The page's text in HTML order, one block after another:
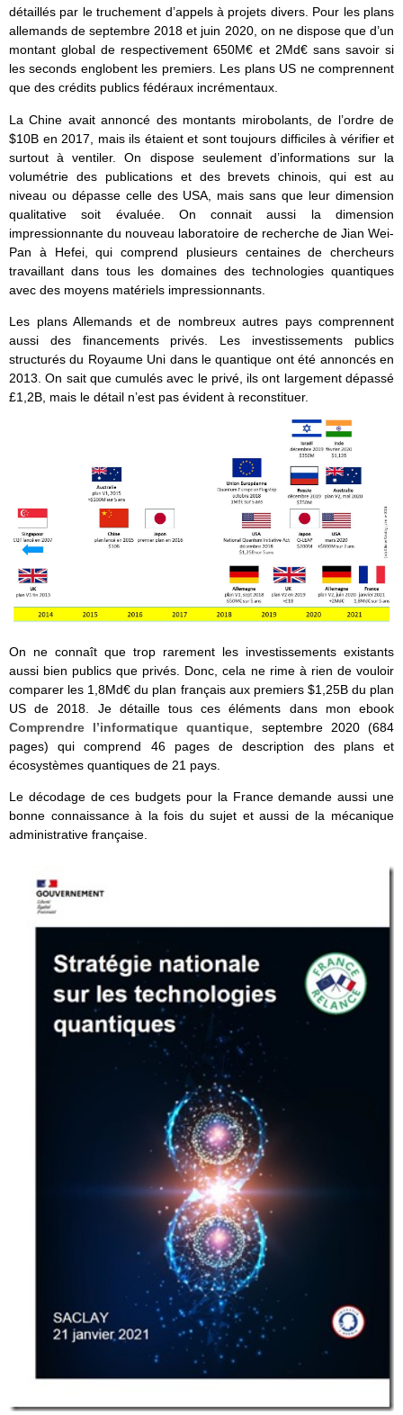
détaillés par le truchement d’appels à projets divers. Pour les plans
allemands de septembre 2018 et juin 2020, on ne dispose que d’un
montant global de respectivement 650M€ et 2Md€ sans savoir si
les seconds englobent les premiers. Les plans US ne comprennent
que des crédits publics fédéraux incrémentaux.
La Chine avait annoncé des montants mirobolants, de l’ordre de
$10B en 2017, mais ils étaient et sont toujours difficiles à vérifier et
surtout à ventiler. On dispose seulement d’informations sur la
volumétrie des publications et des brevets chinois, qui est au
niveau ou dépasse celle des USA, mais sans que leur dimension
qualitative soit évaluée. On connait aussi la dimension
impressionnante du nouveau laboratoire de recherche de Jian Wei-
Pan à Hefei, qui comprend plusieurs centaines de chercheurs
travaillant dans tous les domaines des technologies quantiques
avec des moyens matériels impressionnants.
Les plans Allemands et de nombreux autres pays comprennent
aussi des financements privés. Les investissements publics
structurés du Royaume Uni dans le quantique ont été annoncés en
2013. On sait que cumulés avec le privé, ils ont largement dépassé
£1,2B, mais le détail n’est pas évident à reconstituer.
On ne connaît que trop rarement les investissements existants
aussi bien publics que privés. Donc, cela ne rime à rien de vouloir
comparer les 1,8Md€ du plan français aux premiers $1,25B du plan
US de 2018. Je détaille tous ces éléments dans mon ebook
Comprendre l’informatique quantique , septembre 2020 (684
pages) qui comprend 46 pages de description des plans et
écosystèmes quantiques de 21 pays.
Le décodage de ces budgets pour la France demande aussi une
bonne connaissance à la fois du sujet et aussi de la mécanique
administrative française.